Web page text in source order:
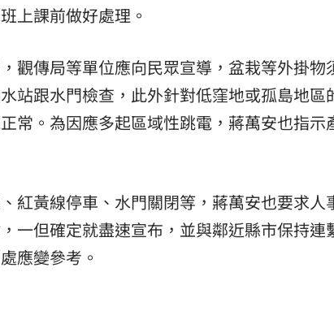
上課前做好處理。
觀傳局等單位應向民眾宣導，盆栽等外掛
站跟水門檢查，此外針對低窪地或孤島地
常。為因應多起區域性跳電，蔣萬安也指示
紅黃線停車、水門關閉等，蔣萬安也要求
一但確定就盡速宣布，並與鄰近縣市保持
應變參考。